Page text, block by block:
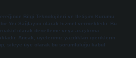
Bilgi Teknolojileri ve İletişim Kurumu
bir Yer Sağlayıcı olarak hizmet vermektedir. Bu
olarak denetleme veya araştırma
Ancak, üyelerimiz yazdıkları içeriklerin
siteye üye olarak bu sorumluluğu kabul